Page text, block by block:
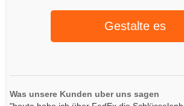
Gestalte es
Was unsere Kunden uber uns sagen